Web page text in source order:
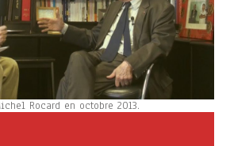
Rocard en octobre 2013.